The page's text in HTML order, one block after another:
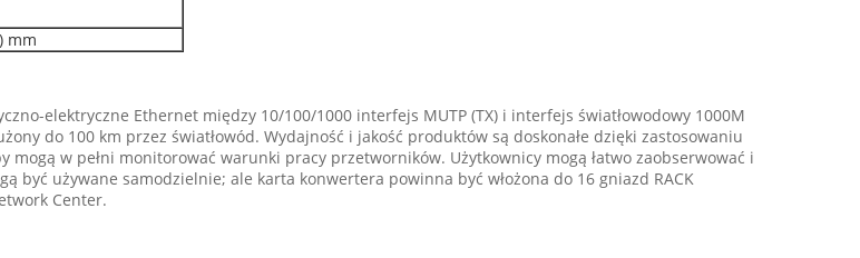
mm
elektryczne Ethernet między 10/100/1000 interfejs MUTP (TX) i interfejs światłowodowy 1000M
do 100 km przez światłowód. Wydajność i jakość produktów są doskonałe dzięki zastosowaniu
mogą w pełni monitorować warunki pracy przetworników. Użytkownicy mogą łatwo zaobserwować i
być używane samodzielnie; ale karta konwertera powinna być włożona do 16 gniazd RACK
Center.